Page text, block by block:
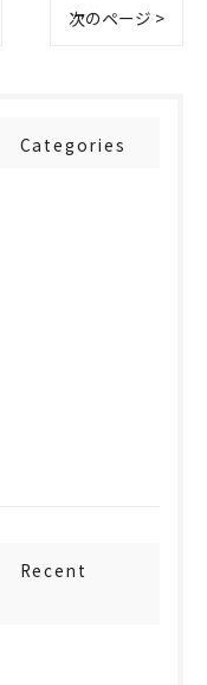
次のページ >
Categories
Recent